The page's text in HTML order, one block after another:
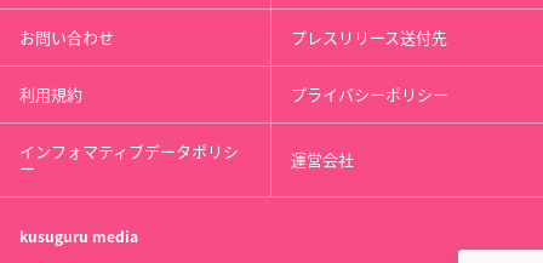
お問い合わせ プレスリリース送付先
利用規約 プライバシーポリシー
インフォマティブデータポリシ
ー 運営会社
kusuguru media